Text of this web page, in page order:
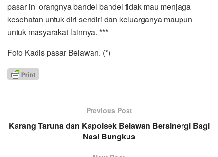
pasar ini orangnya bandel bandel tidak mau menjaga
kesehatan untuk diri sendiri dan keluarganya maupun
untuk masyarakat lainnya. ***
Foto Kadis pasar Belawan. (*)
Previous Post
Karang Taruna dan Kapolsek Belawan Bersinergi Bagi
Nasi Bungkus